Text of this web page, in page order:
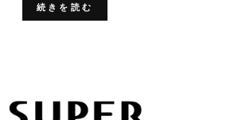
続きを読む